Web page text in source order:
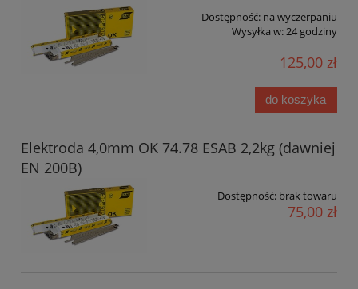
Dostępność: na wyczerpaniu
Wysyłka w:24 godziny
125,00 zł
do koszyka
Elektroda 4,0mm OK 74.78 ESAB 2,2kg (dawniej
EN 200B)
Dostępność: brak towaru
75,00 zł